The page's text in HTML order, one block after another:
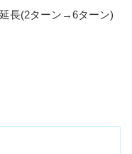
長(2ターン→6ターン)